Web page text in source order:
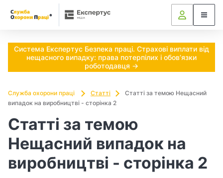
Система Експертус Безпека праці. Страхові виплати від
нещасного випадку: права потерпілих і обов’язки
роботодавця →
Служба охорони праці Статті
Статті за темою Нещасний
випадок на виробництві - сторінка 2
Статті за темою
Нещасний випадок на
виробництві - сторінка 2
Ч
о
т
р
н